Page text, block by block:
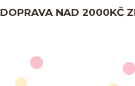
DOPRAVA NAD 2000KČ